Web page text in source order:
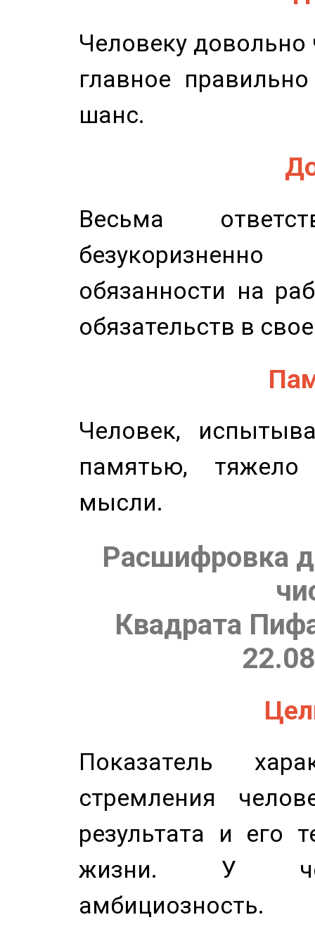
Человеку довольно
главное
шанс.
Весьма
обязанности на
обязательств в
Человек,
памятью,
мысли.
Расшифровка
Квадрата
Показатель
стремления
результата и его
жизни. У
амбициозность.